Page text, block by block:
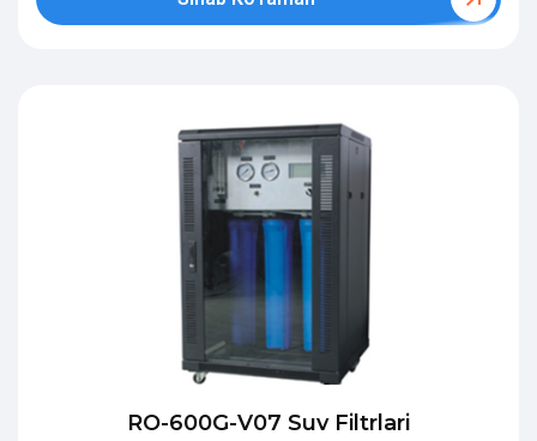
RO-600G-V07 Suv Filtrlari